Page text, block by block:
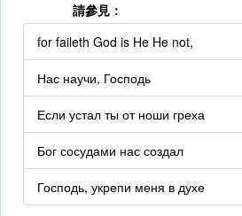
請參見：
for faileth God is He He not,
Нас научи, Господь
Если устал ты от ноши греха
Бог сосудами нас создал
Господь, укрепи меня в духе